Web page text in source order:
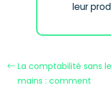
leur
La comptabilité sans
mains : comment